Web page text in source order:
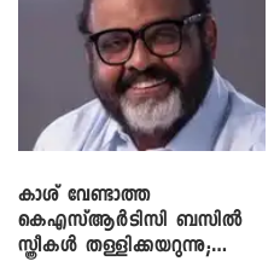
കാശ് വേണ്ടാത്ത
കെഎസ്ആർടിസി ബസിൽ
സ്ത്രീകൾ തള്ളിക്കയറുന്നു;